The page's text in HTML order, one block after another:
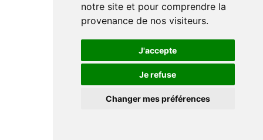
notre site et pour comprendre la
provenance de nos visiteurs.
J'accepte
Je refuse
Changer mes préférences